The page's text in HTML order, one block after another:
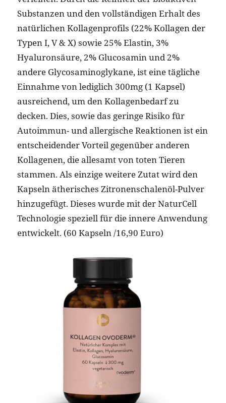
Substanzen und den vollständigen Erhalt des
natürlichen Kollagenprofils (22% Kollagen der
Typen I, V & X) sowie 25% Elastin, 3%
Hyaluronsäure, 2% Glucosamin und 2%
andere Glycosaminoglykane, ist eine tägliche
Einnahme von lediglich 300mg (1 Kapsel)
ausreichend, um den Kollagenbedarf zu
decken. Dies, sowie das geringe Risiko für
Autoimmun- und allergische Reaktionen ist ein
entscheidender Vorteil gegenüber anderen
Kollagenen, die allesamt von toten Tieren
stammen. Als einzige weitere Zutat wird den
Kapseln ätherisches Zitronenschalenöl-Pulver
hinzugefügt. Dieses wurde mit der NaturCell
Technologie speziell für die innere Anwendung
entwickelt. (60 Kapseln /16,90 Euro)